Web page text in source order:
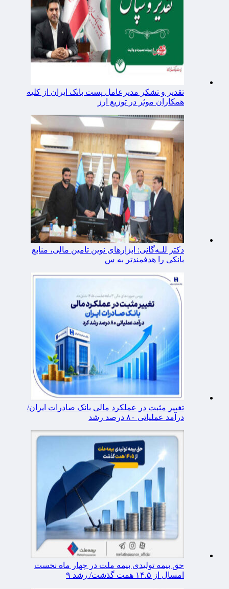
تقدیر و تشکر مدیرعامل پست بانک ایران از کلیه
همکاران موثر در توزیع ارز
دکتر للـه‌گانی: ابزارهای نوین تامین مالی، منابع
بانکی را هدفمندتر به س
تغییر مثبت در عملکرد مالی بانک صادرات ایران/
درآمد عملیاتی ۸۰ درصد رشد
حق بیمه تولیدی بیمه ملت در چهار ماه نخست
امسال از ۱۴.۵ همت گذشت/ رشد ۹